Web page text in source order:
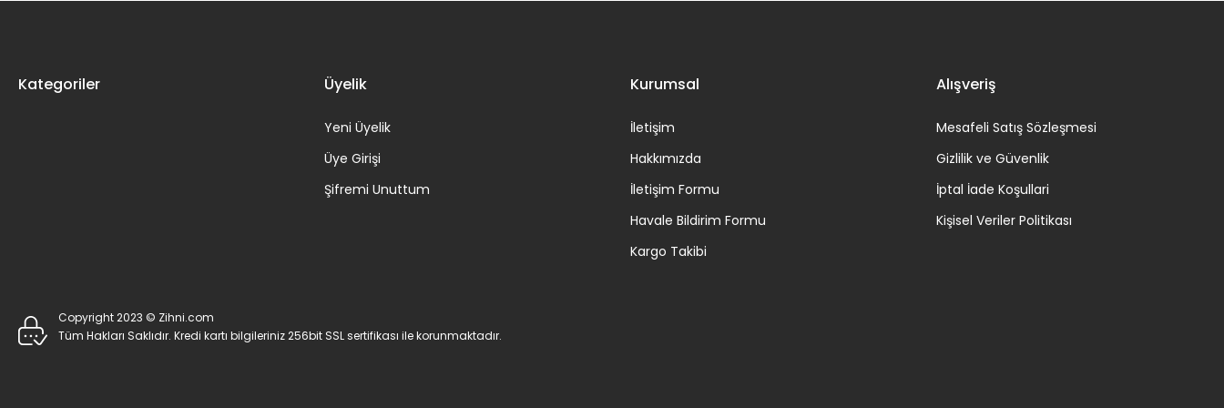
Kategoriler Üyelik
Yeni Üyelik
Üye Girişi
Şifremi Unuttum
Kurumsal
İletişim
Hakkımızda
İletişim Formu
Havale Bildirim Formu
Kargo Takibi
Alışveriş
Mesafeli Satış Sözleşmesi
Gizlilik ve Güvenlik
İptal İade Koşullari
Kişisel Veriler Politikası
Copyright 2023 © Zihni.com
Tüm Hakları Saklıdır. Kredi kartı bilgileriniz 256bit SSL sertifikası ile korunmaktadır.